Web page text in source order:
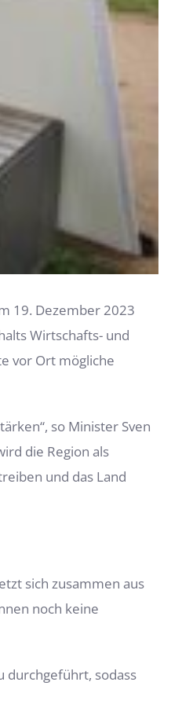
19. Dezember 2023
Wirtschafts- und
vor Ort mögliche
so Minister Sven
die Region als
und das Land
sich zusammen aus
noch keine
durchgeführt, sodass